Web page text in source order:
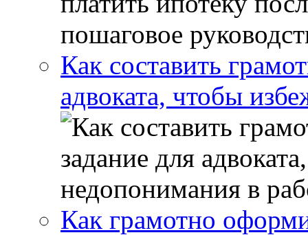
Как составить
адвоката, чтобы
Как грамотно